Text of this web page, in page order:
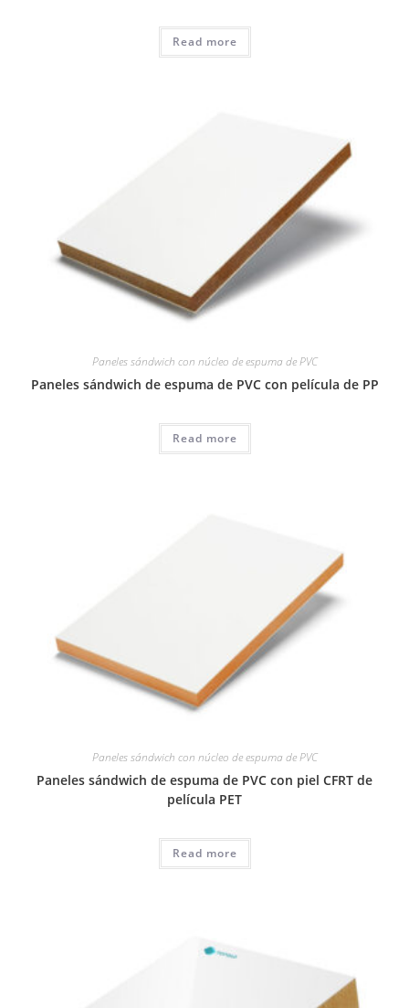
Read more
Paneles sándwich con núcleo de espuma de PVC
Paneles sándwich de espuma de PVC con película de PP
Read more
Paneles sándwich con núcleo de espuma de PVC
Paneles sándwich de espuma de PVC con piel CFRT de
película PET
Read more